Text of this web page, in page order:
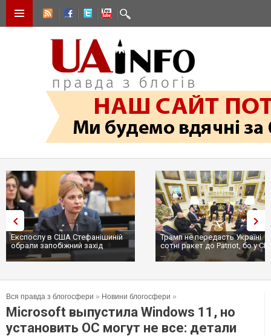
Експослу в США Стефанішиній
обрали запобіжний захід
Трамп не передасть Україні
сотні ракет до Patriot, бо у
...
Вся правда з блогосфери » Новини блогосфери »
Microsoft выпустила Windows 11, но
установить ОС могут не все: детали